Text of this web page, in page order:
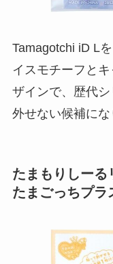
Tamagotchi iD L
イスモチーフと
ザインで、歴代
外せない候補にな
たまもりしーる
たまごっちプラ